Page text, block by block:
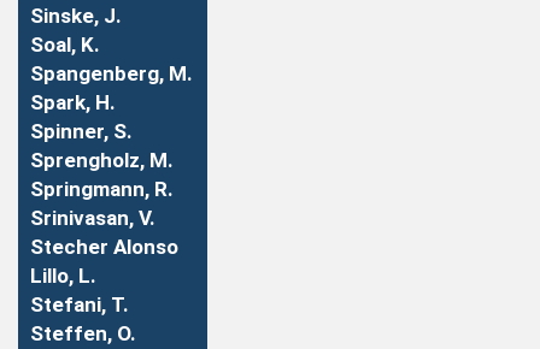
Sinske, J.
Soal, K.
Spangenberg, M.
Spark, H.
Spinner, S.
Sprengholz, M.
Springmann, R.
Srinivasan, V.
Stecher Alonso
Lillo, L.
Stefani, T.
Steffen, O.